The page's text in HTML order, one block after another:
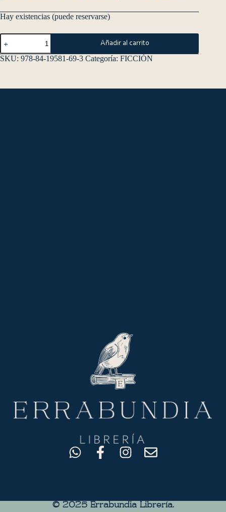
Hay existencias (puede reservarse)
Añadir al carrito
SKU: 978-84-19581-69-3 Categoría: FICCIÓN
© 2025 Errabundia Librerìa.